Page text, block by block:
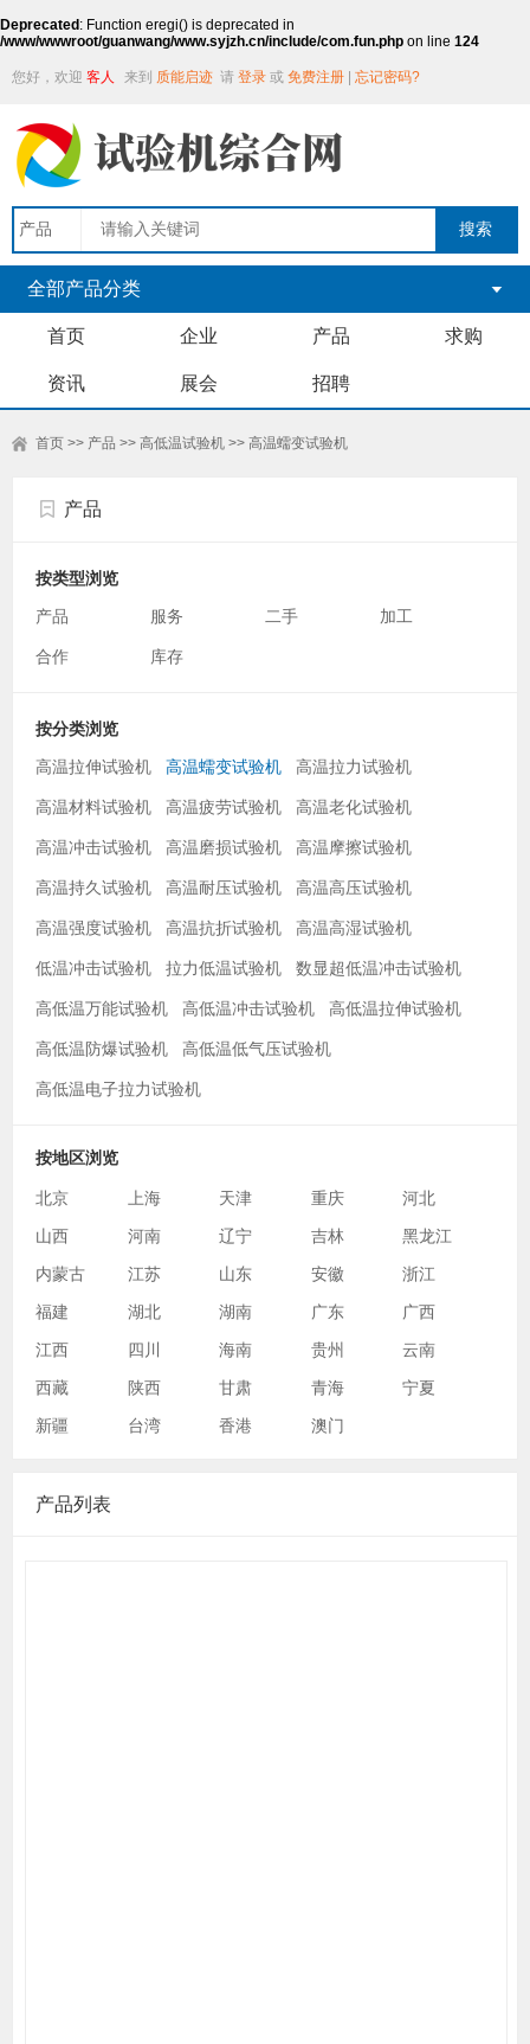
Deprecated : Function eregi() is deprecated in
/www/wwwroot/guanwang/www.syjzh.cn/include/com.fun.php on line 124
您好，欢迎 客人 来到 质能启迹 请 登录 或 免费注册 忘记密码?
全部产品分类
首页 企业 产品 求购
资讯 展会 招聘
首页 >> 产品 >> 高低温试验机 >> 高温蠕变试验机
产品
按类型浏览
产品
服务 二手 加工
合作 库存
按分类浏览
高温拉伸试验机
高温蠕变试验机 高温拉力试验机
高温材料试验机 高温疲劳试验机 高温老化试验机
高温冲击试验机 高温磨损试验机 高温摩擦试验机
高温持久试验机 高温耐压试验机 高温高压试验机
高温强度试验机 高温抗折试验机 高温高湿试验机
低温冲击试验机 拉力低温试验机 数显超低温冲击试验机
高低温万能试验机 高低温冲击试验机 高低温拉伸试验机
高低温防爆试验机 高低温低气压试验机
高低温电子拉力试验机
按地区浏览
北京 上海 天津 重庆
河北
山西
河南 辽宁 吉林
黑龙江
内蒙古
江苏 山东 安徽
浙江
福建
湖北 湖南 广东
广西
江西
四川 海南 贵州
云南
西藏
陕西 甘肃 青海
宁夏
新疆
台湾 香港 澳门
产品列表